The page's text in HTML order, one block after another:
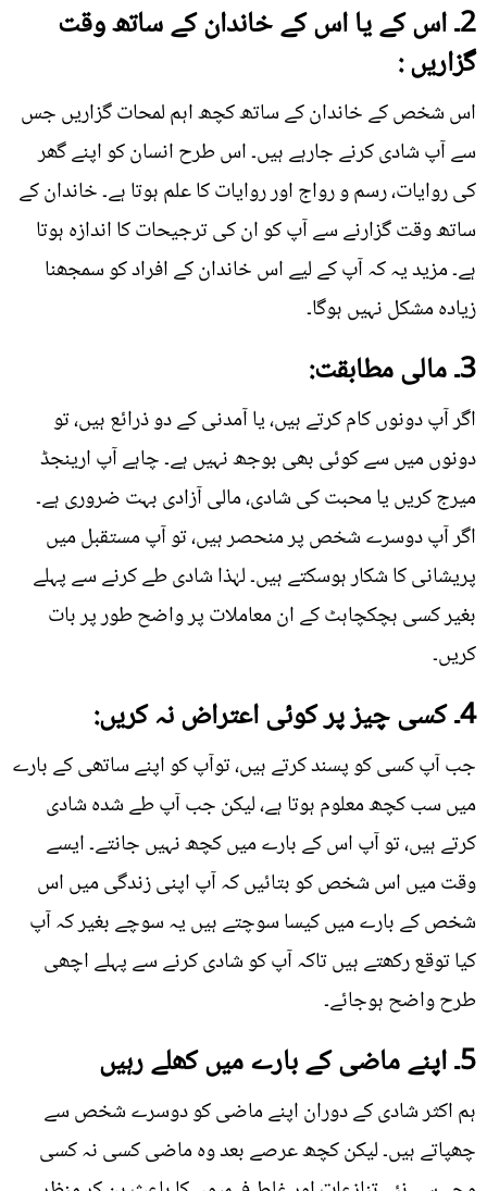
2۔ اس کے یا اس کے خاندان کے ساتھ وقت
گزاریں :
اس شخص کے خاندان کے ساتھ کچھ اہم لمحات گزاریں جس
سے آپ شادی کرنے جارہے ہیں۔ اس طرح انسان کو اپنے گھر
کی روایات، رسم و رواج اور روایات کا علم ہوتا ہے۔ خاندان کے
ساتھ وقت گزارنے سے آپ کو ان کی ترجیحات کا اندازہ ہوتا
ہے۔ مزید یہ کہ آپ کے لیے اس خاندان کے افراد کو سمجھنا
زیادہ مشکل نہیں ہوگا۔
3۔ مالی مطابقت:
اگر آپ دونوں کام کرتے ہیں، یا آمدنی کے دو ذرائع ہیں، تو
دونوں میں سے کوئی بھی بوجھ نہیں ہے۔ چاہے آپ ارینجڈ
میرج کریں یا محبت کی شادی، مالی آزادی بہت ضروری ہے۔
اگر آپ دوسرے شخص پر منحصر ہیں، تو آپ مستقبل میں
پریشانی کا شکار ہوسکتے ہیں۔ لہٰذا شادی طے کرنے سے پہلے
بغیر کسی ہچکچاہٹ کے ان معاملات پر واضح طور پر بات
کریں۔
4۔ کسی چیز پر کوئی اعتراض نہ کریں:
جب آپ کسی کو پسند کرتے ہیں، توآپ کو اپنے ساتھی کے بارے
میں سب کچھ معلوم ہوتا ہے، لیکن جب آپ طے شدہ شادی
کرتے ہیں، تو آپ اس کے بارے میں کچھ نہیں جانتے۔ ایسے
وقت میں اس شخص کو بتائیں کہ آپ اپنی زندگی میں اس
شخص کے بارے میں کیسا سوچتے ہیں یہ سوچے بغیر کہ آپ
کیا توقع رکھتے ہیں تاکہ آپ کو شادی کرنے سے پہلے اچھی
طرح واضح ہوجائے۔
5۔ اپنے ماضی کے بارے میں کھلے رہیں
ہم اکثر شادی کے دوران اپنے ماضی کو دوسرے شخص سے
چھپاتے ہیں۔ لیکن کچھ عرصے بعد وہ ماضی کسی نہ کسی